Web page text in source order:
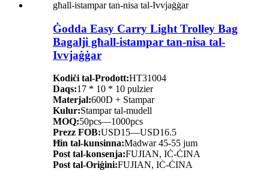
Ġodda Easy Carry Light Trolley Bag
Bagalji għall-istampar tan-nisa tal-
Ivvjaġġar
Kodiċi tal-Prodott:HT31004
Daqs:17 * 10 * 10 pulzier
Materjal:600D + Stampar
Kulur:Stampar tal-mudell
MOQ:50pcs—1000pcs
Prezz FOB:USD15—USD16.5
Ħin tal-kunsinna:Madwar 45-55 jum
Post tal-konsenja:FUJIAN, IĊ-ĊINA
Post tal-Oriġini:FUJIAN, IĊ-ĊINA